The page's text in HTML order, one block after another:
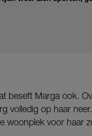
beseft Marga ook.
volledig op haar
woonplek voor haar